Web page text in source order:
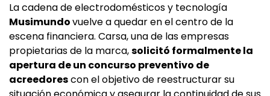
La cadena de electrodomésticos y tecnología
Musimundovuelve a quedar en el centro de la
escena financiera. Carsa, una de las empresas
propietarias de la marca,solicitó formalmente la
apertura de un concurso preventivo de
acreedorescon el objetivo de reestructurar su